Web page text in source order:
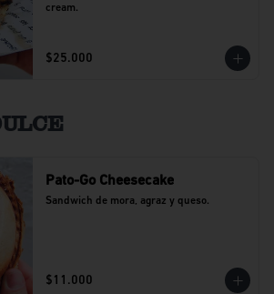
cream.
$25.000
Pato-Go Cheesecake
Sandwich de mora, agraz y queso.
$11.000